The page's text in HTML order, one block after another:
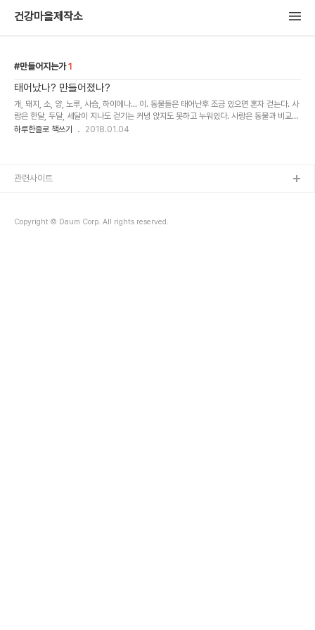
건강마을제작소
만들어지는가 1
태어났나? 만들어졌나?
개, 돼지, 소, 양, 노루, 사슴, 하이에나... 이. 동물들은 태어난후 조금 있으면 혼자 걷는다. 사
람은 한달, 두달, 세달이 지나도 걷기는 커녕 앉지도 못하고 누워있다. 사랑은 동물과 비교하
면 상대적 미숙아 상태로 태어난다. 다른동물의 일용할 양식이 되지 않고 살아 남은것도 다
하루한줄로 책쓰기 2018.01.04
Copyright © Daum Corp. All rights reserved.
관련사이트